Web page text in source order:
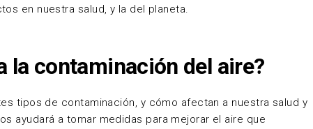
en nuestra salud, y la del planeta.
la contaminación del aire?
tipos de contaminación, y cómo afectan a nuestra salud y
ayudará a tomar medidas para mejorar el aire que